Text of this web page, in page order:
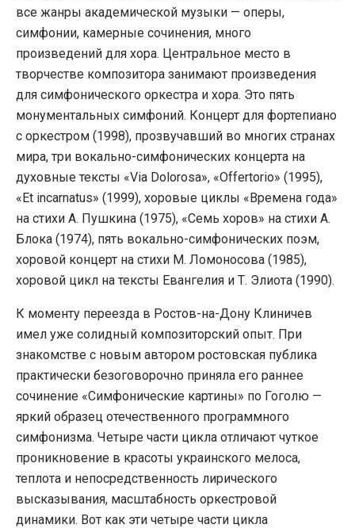
все жанры академической музыки — оперы,
симфонии, камерные сочинения, много
произведений для хора. Центральное место в
творчестве композитора занимают произведения
для симфонического оркестра и хора. Это пять
монументальных симфоний. Концерт для фортепиано
с оркестром (1998), прозвучавший во многих странах
мира, три вокально-симфонических концерта на
духовные тексты «Via Dolorosa», «Offertorio» (1995),
«Et incarnatus» (1999), хоровые циклы «Времена года»
на стихи А. Пушкина (1975), «Семь хоров» на стихи А.
Блока (1974), пять вокально-симфонических поэм,
хоровой концерт на стихи М. Ломоносова (1985),
хоровой цикл на тексты Евангелия и Т. Элиота (1990).
К моменту переезда в Ростов-на-Дону Клиничев
имел уже солидный композиторский опыт. При
знакомстве с новым автором ростовская публика
практически безоговорочно приняла его раннее
сочинение «Симфонические картины» по Гоголю —
яркий образец отечественного программного
симфонизма. Четыре части цикла отличают чуткое
проникновение в красоты украинского мелоса,
теплота и непосредственность лирического
высказывания, масштабность оркестровой
динамики. Вот как эти четыре части цикла